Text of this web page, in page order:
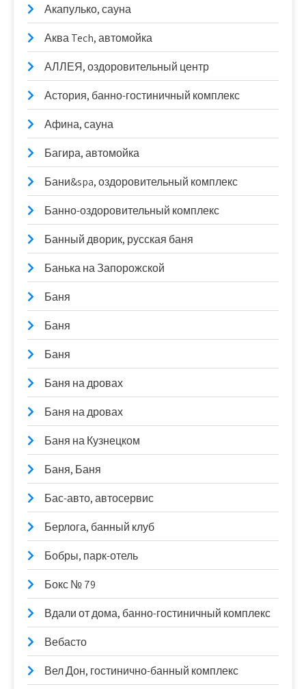
Акапулько, сауна
Аква Tech, автомойка
АЛЛЕЯ, оздоровительный центр
Астория, банно-гостиничный комплекс
Афина, сауна
Багира, автомойка
Бани&spa, оздоровительный комплекс
Банно-оздоровительный комплекс
Банный дворик, русская баня
Банька на Запорожской
Баня
Баня
Баня
Баня на дровах
Баня на дровах
Баня на Кузнецком
Баня, Баня
Бас-авто, автосервис
Берлога, банный клуб
Бобры, парк-отель
Бокс № 79
Вдали от дома, банно-гостиничный комплекс
Вебасто
Вел Дон, гостинично-банный комплекс